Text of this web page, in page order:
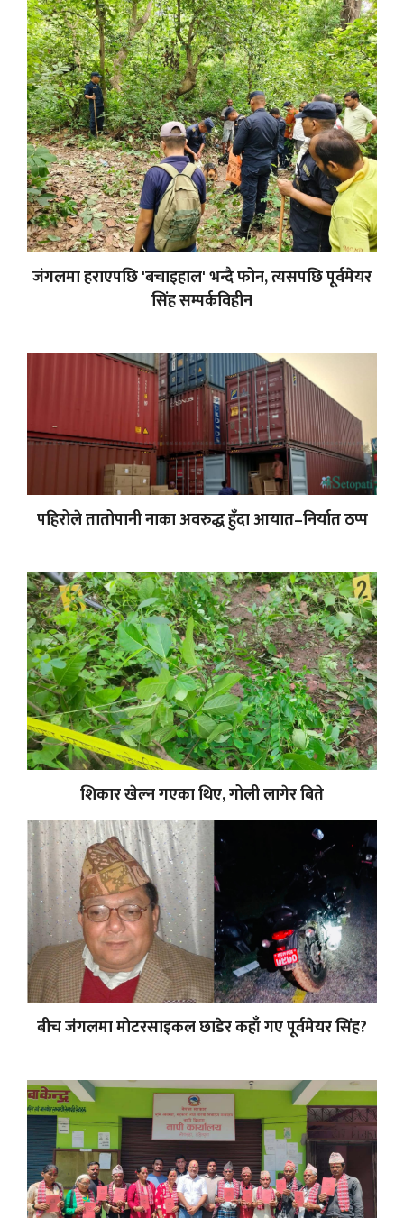
जंगलमा हराएपछि 'बचाइहाल' भन्दै फोन, त्यसपछि पूर्वमेयर
सिंह सम्पर्कविहीन
पहिरोले तातोपानी नाका अवरुद्ध हुँदा आयात–निर्यात ठप्प
शिकार खेल्न गएका थिए, गोली लागेर बिते
बीच जंगलमा मोटरसाइकल छाडेर कहाँ गए पूर्वमेयर सिंह?